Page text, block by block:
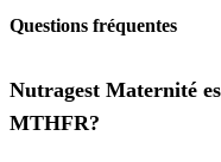
Questions fréquentes
Nutragest Maternité
MTHFR?